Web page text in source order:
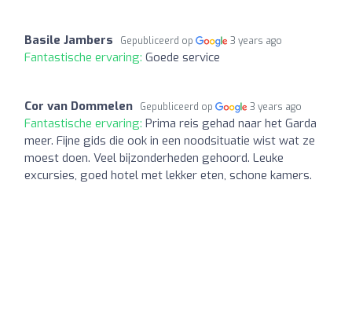
Basile Jambers Gepubliceerd op 3 years ago
Fantastische ervaring: Goede service
Cor van Dommelen Gepubliceerd op 3 years ago
Fantastische ervaring: Prima reis gehad naar het Garda
meer. Fijne gids die ook in een noodsituatie wist wat ze
moest doen. Veel bijzonderheden gehoord. Leuke
excursies, goed hotel met lekker eten, schone kamers.